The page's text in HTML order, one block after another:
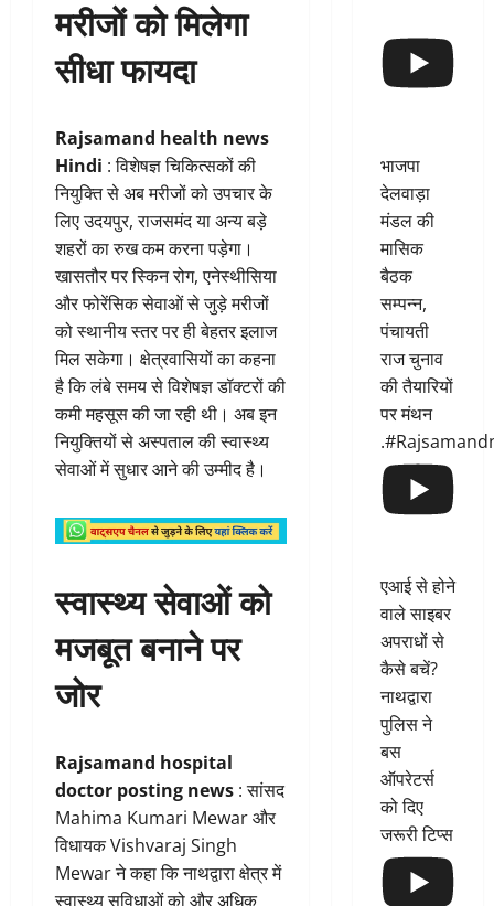
मरीजों को मिलेगा
सीधा फायदा
Rajsamand health news
Hindi : विशेषज्ञ चिकित्सकों की
नियुक्ति से अब मरीजों को उपचार के
लिए उदयपुर, राजसमंद या अन्य बड़े
शहरों का रुख कम करना पड़ेगा।
खासतौर पर स्किन रोग, एनेस्थीसिया
और फोरेंसिक सेवाओं से जुड़े मरीजों
को स्थानीय स्तर पर ही बेहतर इलाज
मिल सकेगा। क्षेत्रवासियों का कहना
है कि लंबे समय से विशेषज्ञ डॉक्टरों की
कमी महसूस की जा रही थी। अब इन
नियुक्तियों से अस्पताल की स्वास्थ्य
सेवाओं में सुधार आने की उम्मीद है।
स्वास्थ्य सेवाओं को
मजबूत बनाने पर
जोर
Rajsamand hospital
doctor posting news : सांसद
Mahima Kumari Mewar और
विधायक Vishvaraj Singh
Mewar ने कहा कि नाथद्वारा क्षेत्र में
स्वास्थ्य सुविधाओं को और अधिक
भाजपा
देलवाड़ा
मंडल की
मासिक
बैठक
सम्पन्न,
पंचायती
राज चुनाव
की तैयारियों
पर मंथन
एआई से होने
वाले साइबर
अपराधों से
कैसे बचें?
नाथद्वारा
पुलिस ने
बस
ऑपरेटर्स
को दिए
जरूरी टिप्स